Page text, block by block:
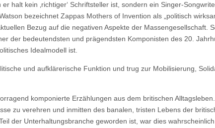
er halt kein ‚richtiger‘ Schriftsteller ist, sondern ein Singer-
bezeichnet Zappas Mothers of Invention als „politisch
Bezug auf die negativen Aspekte der Massengesellschaft.
der bedeutendsten und prägendsten Komponisten des 20.
Idealmodell ist.
und aufklärerische Funktion und trug zur Mobilisierung,
komponierte Erzählungen aus dem britischen
zu verehren und inmitten des banalen, tristen Lebens der
der Unterhaltungsbranche geworden ist, war dies